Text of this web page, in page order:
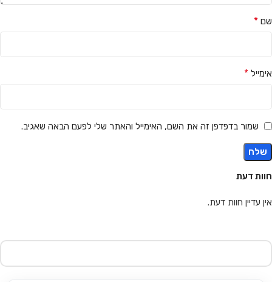
חוות דעת
אין עדיין חוות דעת.
שם *
אימייל *
שמור בדפדפן זה את השם, האימייל והאתר שלי לפעם הבאה שאגיב.